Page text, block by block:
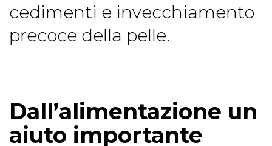
cedimenti e invecchiamento
precoce della pelle.
Dall’alimentazione un
aiuto importante